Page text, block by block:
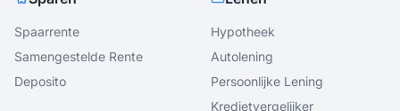
Spaarrente
Samengestelde Rente
Deposito
Hypotheek
Autolening
Persoonlijke Lening
Kredietvergelijker